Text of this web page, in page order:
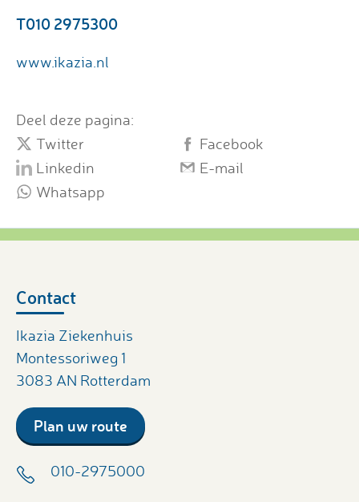
T010 2975300
www.ikazia.nl
Deel deze pagina:
Twitter
Facebook
Linkedin
E-mail
Whatsapp
Contact
Ikazia Ziekenhuis
Montessoriweg 1
3083 AN Rotterdam
Plan uw route
010-2975000